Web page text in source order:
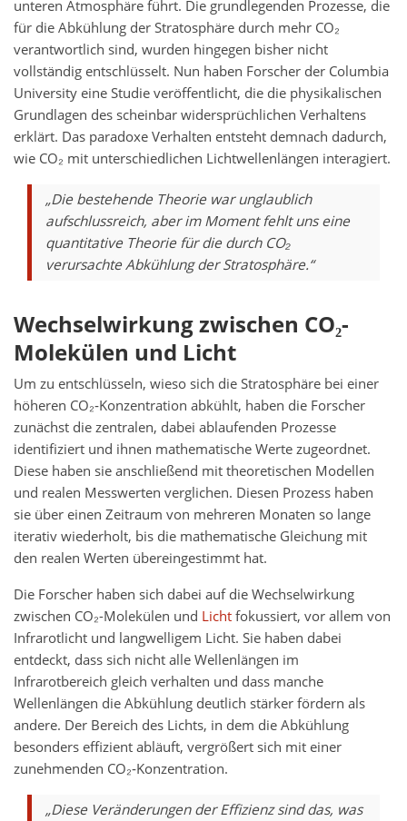
unteren Atmosphäre führt. Die grundlegenden Prozesse, die
für die Abkühlung der Stratosphäre durch mehr CO₂
verantwortlich sind, wurden hingegen bisher nicht
vollständig entschlüsselt. Nun haben Forscher der Columbia
University eine Studie veröffentlicht, die die physikalischen
Grundlagen des scheinbar widersprüchlichen Verhaltens
erklärt. Das paradoxe Verhalten entsteht demnach dadurch,
wie CO₂ mit unterschiedlichen Lichtwellenlängen interagiert.
„Die bestehende Theorie war unglaublich
aufschlussreich, aber im Moment fehlt uns eine
quantitative Theorie für die durch CO₂
verursachte Abkühlung der Stratosphäre.“
Wechselwirkung zwischen CO₂-
Molekülen und Licht
Um zu entschlüsseln, wieso sich die Stratosphäre bei einer
höheren CO₂‑Konzentration abkühlt, haben die Forscher
zunächst die zentralen, dabei ablaufenden Prozesse
identifiziert und ihnen mathematische Werte zugeordnet.
Diese haben sie anschließend mit theoretischen Modellen
und realen Messwerten verglichen. Diesen Prozess haben
sie über einen Zeitraum von mehreren Monaten so lange
iterativ wiederholt, bis die mathematische Gleichung mit
den realen Werten übereingestimmt hat.
Die Forscher haben sich dabei auf die Wechselwirkung
zwischen CO₂-Molekülen und Lichtfokussiert, vor allem von
Infrarotlicht und langwelligem Licht. Sie haben dabei
entdeckt, dass sich nicht alle Wellenlängen im
Infrarotbereich gleich verhalten und dass manche
Wellenlängen die Abkühlung deutlich stärker fördern als
andere. Der Bereich des Lichts, in dem die Abkühlung
besonders effizient abläuft, vergrößert sich mit einer
zunehmenden CO₂‑Konzentration.
„Diese Veränderungen der Effizienz sind das, was